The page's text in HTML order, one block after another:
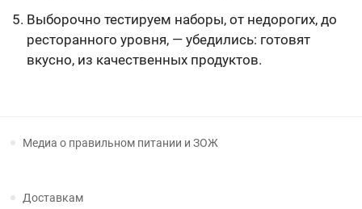
Выборочно тестируем наборы, от недорогих, до
ресторанного уровня, — убедились: готовят
вкусно, из качественных продуктов.
Медиа о правильном питании и ЗОЖ
Доставкам